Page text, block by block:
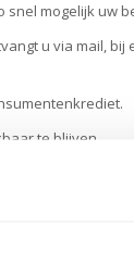
snel mogelijk uw
u via mail,
te blijven.
ons VIP pakket.
brengen.
de slag met de